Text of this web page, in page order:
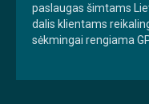
paslaugas šimtams
dalis klientams
sėkmingai rengiama